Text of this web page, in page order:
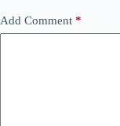
Add Comment *